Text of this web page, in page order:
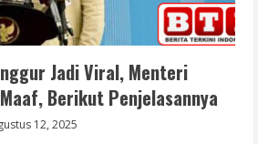
Jadi Viral, Menteri
Berikut Penjelasannya
12, 2025